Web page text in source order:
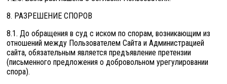
8. РАЗРЕШЕНИЕ СПОРОВ
8.1. До обращения в суд с иском по спорам, возникающим из
отношений между Пользователем Сайта и Администрацией
сайта, обязательным является предъявление претензии
(письменного предложения о добровольном урегулировании
спора).